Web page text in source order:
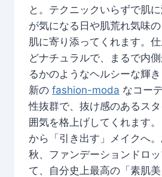
と。テクニックいらずで肌
が気になる日や肌荒れ気味
肌に寄り添ってくれます。
どナチュラルで、まるで内
るかのようなヘルシーな輝
新の fashion-moda なコー
性抜群で、抜け感のあるス
囲気を格上げしてくれます
から「引き出す」メイクへ
秋、ファンデーションドロ
て、自分史上最高の「素肌